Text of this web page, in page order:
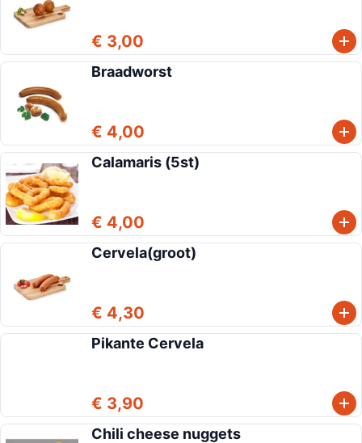
€ 3,00
Braadworst
€ 4,00
Calamaris (5st)
€ 4,00
Cervela(groot)
€ 4,30
Pikante Cervela
€ 3,90
Chili cheese nuggets